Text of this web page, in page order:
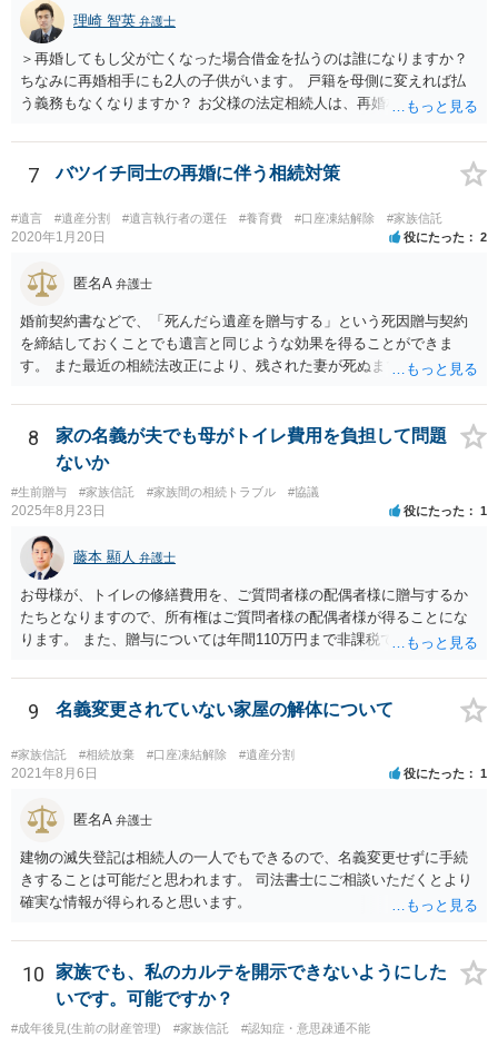
理崎 智英 弁護士
＞再婚してもし父が亡くなった場合借金を払うのは誰になりますか？
ちなみに再婚相手にも2人の子供がいます。 戸籍を母側に変えれば払
う義務もなくなりますか？ お父様の法定相続人は、再婚相手とご相談
戸籍がどこにあるのかは関係ありません。 ただし、お父様が亡くなっ
たことを知ってから３か月以内に家庭裁判所にて「相続放棄」の手続
7 バツイチ同士の再婚に伴う相続対策
#遺言 #遺産分割 #遺言執行者の選任 #養育費 #口座凍結解除 #家族信託
2020年1月20日 役にたった 2
匿名A 弁護士
婚前契約書などで、「死んだら遺産を贈与する」という死因贈与契約
を締結しておくことでも遺言と同じような効果を得ることができま
す。 また最近の相続法改正により、残された妻が死ぬまで家に住み続
で、その制度を活用する方法も考えられます。 もし契約書の作成まで
視野に入れておられる場合は、お近くの弁護士、できれば相続に強い
弁護士にご相談なさるとよいでしょう。
8
家の名義が夫でも母がトイレ費用を負担して問題
ないか
#生前贈与 #家族信託 #家族間の相続トラブル #協議
2025年8月23日 役にたった 1
藤本 顯人 弁護士
お母様が、トイレの修繕費用を、ご質問者様の配偶者様に贈与するか
たちとなりますので、所有権はご質問者様の配偶者様が得ることにな
ります。 また、贈与については年間110万円まで非課税であり、トイ
9 名義変更されていない家屋の解体について
#家族信託 #相続放棄 #口座凍結解除 #遺産分割
2021年8月6日 役にたった 1
匿名A 弁護士
建物の滅失登記は相続人の一人でもできるので、名義変更せずに手続
きすることは可能だと思われます。 司法書士にご相談いただくとより
確実な情報が得られると思います。
10
家族でも、私のカルテを開示できないようにした
いです。可能ですか？
#成年後見(生前の財産管理) #家族信託 #認知症・意思疎通不能